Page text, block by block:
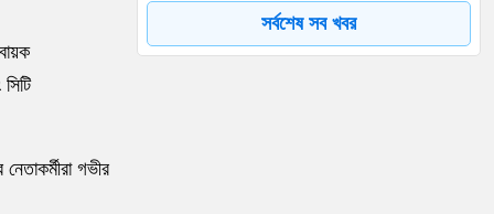
গভীর
কালো গাউনে নুসরাত ফারিয়া, সাহসী ক্যাপশনে
৮
সর্বশেষ সব খবর